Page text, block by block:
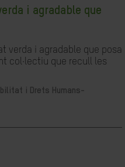
i agradable que
verda i agradable que posa
col·lectiu que recull les
i Drets Humans-